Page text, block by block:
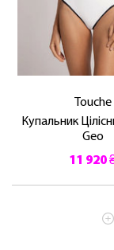
Touche
Купальник
Geo
11 920